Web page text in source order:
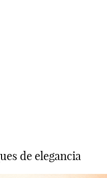
de elegancia